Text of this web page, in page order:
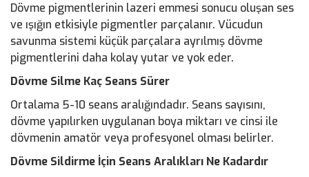
Dövme pigmentlerinin lazeri emmesi sonucu oluşan ses
ve ışığın etkisiyle pigmentler parçalanır. Vücudun
savunma sistemi küçük parçalara ayrılmış dövme
pigmentlerini daha kolay yutar ve yok eder.
Dövme Silme Kaç Seans Sürer
Ortalama 5-10 seans aralığındadır. Seans sayısını,
dövme yapılırken uygulanan boya miktarı ve cinsi ile
dövmenin amatör veya profesyonel olması belirler.
Dövme Sildirme İçin Seans Aralıkları Ne Kadardır